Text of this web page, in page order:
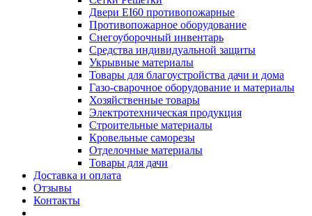
Двери EI60 противопожарные
Противопожарное оборудование
Снегоуборочный инвентарь
Средства индивидуальной защиты
Укрывные материалы
Товары для благоустройства дачи и дома
Газо-сварочное оборудование и материалы
Хозяйственные товары
Электротехническая продукция
Строительные материалы
Кровельные саморезы
Отделочные материалы
Товары для дачи
Доставка и оплата
Отзывы
Контакты